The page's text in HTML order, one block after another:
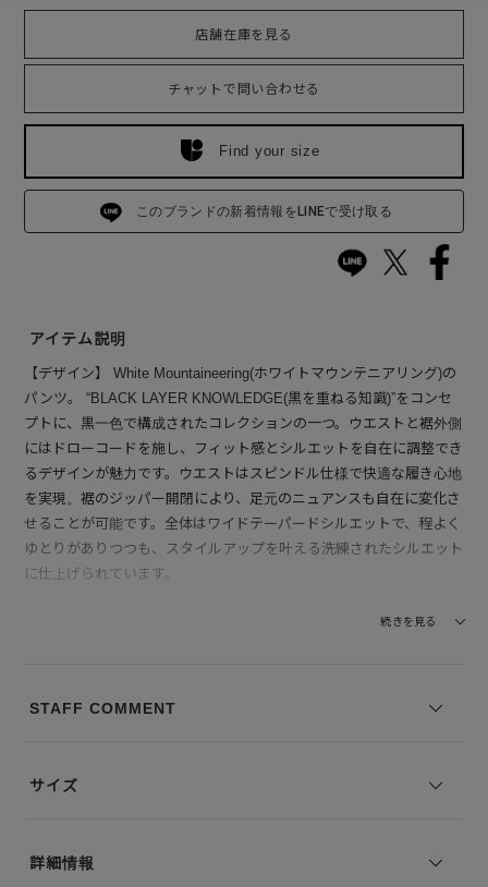
店舗在庫を見る
チャットで問い合わせる
Find your size
このブランドの新着情報をLINEで受け取る
アイテム説明
【デザイン】 White Mountaineering(ホワイトマウンテニアリング)の
パンツ。 “BLACK LAYER KNOWLEDGE(黒を重ねる知識)”をコンセ
プトに、黒一色で構成されたコレクションの一つ。ウエストと裾外側
にはドローコードを施し、フィット感とシルエットを自在に調整でき
るデザインが魅力です。ウエストはスピンドル仕様で快適な履き心地
を実現。裾のジッパー開閉により、足元のニュアンスも自在に変化さ
せることが可能です。全体はワイドテーパードシルエットで、程よく
ゆとりがありつつも、スタイルアップを叶える洗練されたシルエット
に仕上げられています。
【素材】 微光沢を帯びた上品な表情と、独特のハリ・コシ感が印象
※サイズ表記は弊社規定によるものを表示しております。
続きを見る
STAFF COMMENT
サイズ
詳細情報